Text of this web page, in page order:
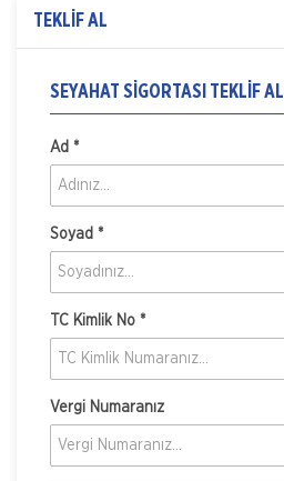
TEKLİF AL
SEYAHAT SIGORTASI TEKLIF AL
Ad *
Soyad *
TC Kimlik No *
Vergi Numaranız